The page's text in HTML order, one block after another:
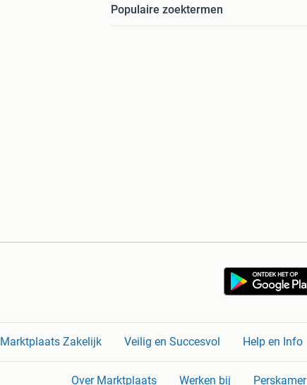
Populaire zoektermen
Marktplaats Zakelijk Veilig en Succesvol Help en Info
Over Marktplaats Werken bij Perskamer